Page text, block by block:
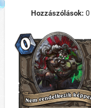
Hozzászólások:0